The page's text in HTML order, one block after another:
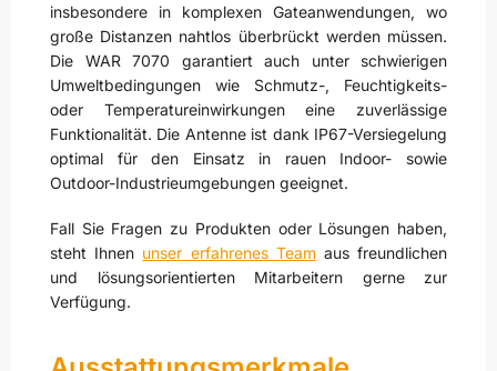
insbesondere in komplexen Gateanwendungen, wo
große Distanzen nahtlos überbrückt werden müssen.
Die WAR 7070 garantiert auch unter schwierigen
Umweltbedingungen wie Schmutz-, Feuchtigkeits-
oder Temperatureinwirkungen eine zuverlässige
Funktionalität. Die Antenne ist dank IP67-Versiegelung
optimal für den Einsatz in rauen Indoor- sowie
Outdoor-Industrieumgebungen geeignet.
Fall Sie Fragen zu Produkten oder Lösungen haben,
steht Ihnen unser erfahrenes Teamaus freundlichen
und lösungsorientierten Mitarbeitern gerne zur
Verfügung.